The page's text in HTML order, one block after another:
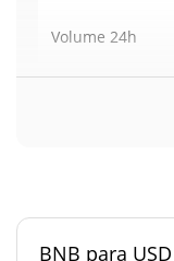
Volume 24h
Volume / Limite
BNB para USD